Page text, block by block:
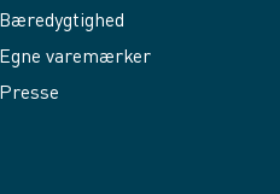
Bæredygtighed
Egne varemærker
Presse